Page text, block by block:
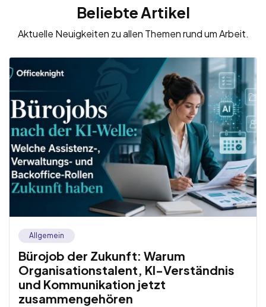
Beliebte Artikel
Aktuelle Neuigkeiten zu allen Themen rund um Arbeit.
Allgemein
Bürojob der Zukunft: Warum
Organisationstalent, KI-Verständnis
und Kommunikation jetzt
zusammengehören